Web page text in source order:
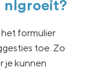
nlgroeit?
het formulier
toe. Zo
je kunnen